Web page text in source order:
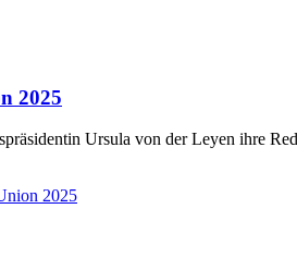
2025
Ursula von der Leyen ihre
2025